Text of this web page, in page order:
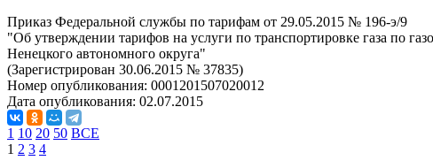
Приказ Федеральной службы по тарифам от 29.05.2015 № 196-э/9
"Об утверждении тарифов на услуги по транспортировке газа по
Ненецкого автономного округа"
(Зарегистрирован 30.06.2015 № 37835)
Номер опубликования: 0001201507020012
Дата опубликования: 02.07.2015
1 10 20 50 ВСЕ
1 2 3 4